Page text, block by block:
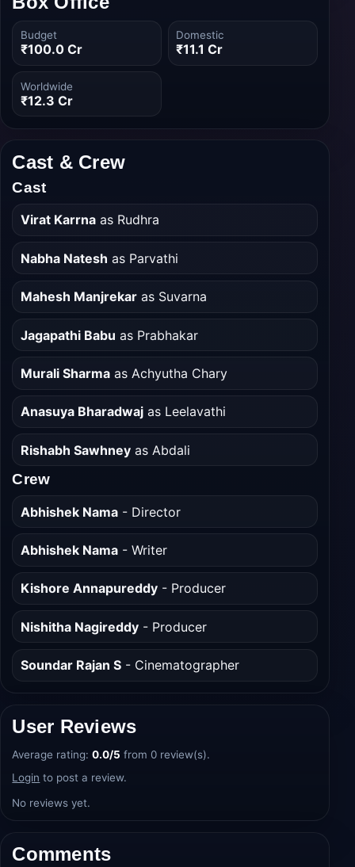
Budget
₹100.0 Cr
Domestic
₹11.1 Cr
Worldwide
₹12.3 Cr
Cast & Crew
Cast
Virat Karrnaas Rudhra
Nabha Natesh as Parvathi
Mahesh Manjrekaras Suvarna
Jagapathi Babu as Prabhakar
Murali Sharmaas Achyutha Chary
Anasuya Bharadwajas Leelavathi
Rishabh Sawhneyas Abdali
Crew
Abhishek Nama- Director
Abhishek Nama- Writer
Kishore Annapureddy- Producer
Nishitha Nagireddy- Producer
Soundar Rajan S- Cinematographer
User Reviews
Average rating:0.0/5 from 0 review(s).
Login to post a review.
No reviews yet.
Comments